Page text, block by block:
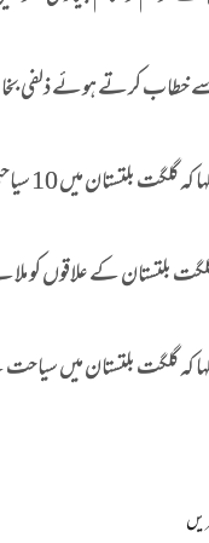
کرتے ہوئے ذلفی
میں 10 سیاحتی مقامات بنائیں گے۔
بلتستان کے علاقوں
کہ گلگت بلتستان میں